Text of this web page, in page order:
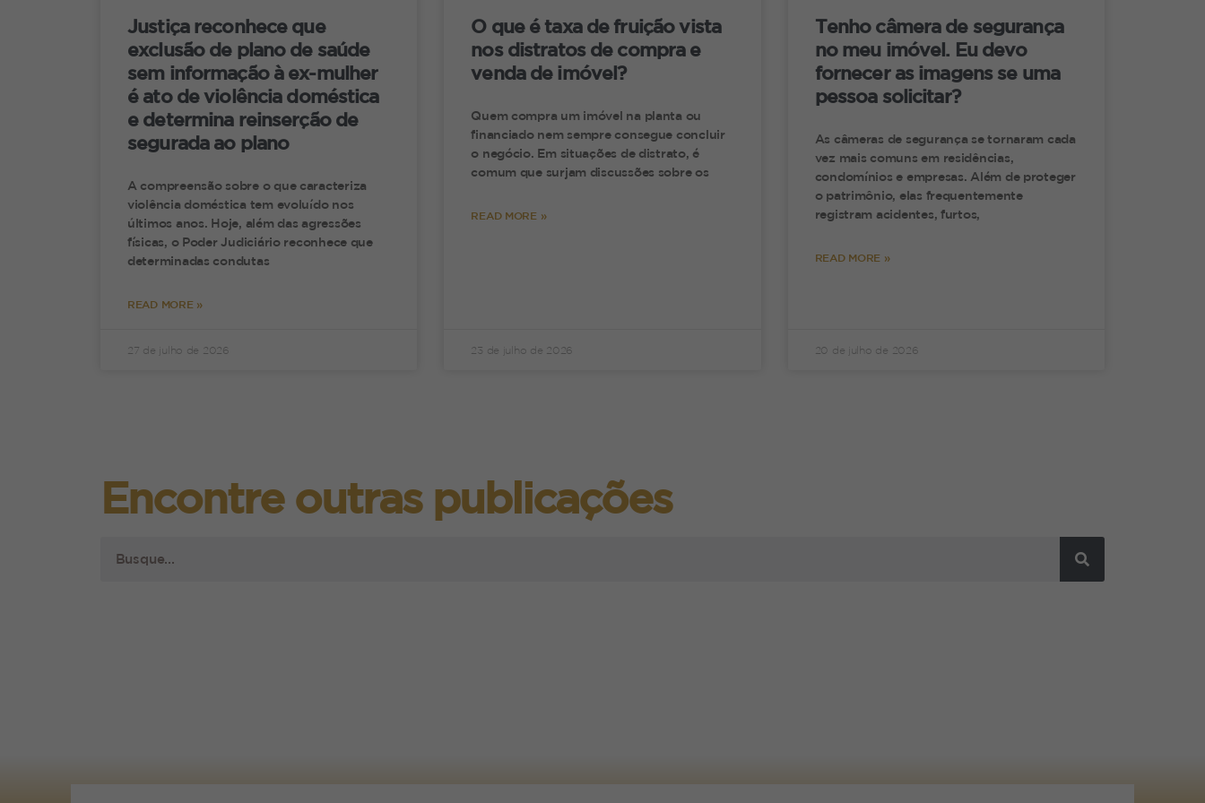
Julgamento: 01/07/2020, 37ª Câmara de Direito Privado, Data de Publicação:
Conclusão
A possibilidade de transmissão da posse do falecido aos seus herdeiros é uma importante
A nossa dica é: os beneficiários do bem devem juntar todos os comprovantes, de que a
posse é justa e pacífica, antes de iniciar o processo de inventário.
Justiça reconhece que
exclusão de plano de saúde
sem informação à ex-mulher
é ato de violência doméstica
e determina reinserção de
segurada ao plano
A compreensão sobre o que caracteriza
violência doméstica tem evoluído nos
últimos anos. Hoje, além das agressões
físicas, o Poder Judiciário reconhece que
determinadas condutas
READ MORE »
27 de julho de 2026
O que é taxa de fruição vista
nos distratos de compra e
venda de imóvel?
Quem compra um imóvel na planta ou
financiado nem sempre consegue concluir
o negócio. Em situações de distrato, é
comum que surjam discussões sobre os
READ MORE »
23 de julho de 2026
Tenho câmera de segurança
no meu imóvel. Eu devo
fornecer as imagens se uma
pessoa solicitar?
As câmeras de segurança se tornaram cada
vez mais comuns em residências,
condomínios e empresas. Além de proteger
o patrimônio, elas frequentemente
registram acidentes, furtos,
READ MORE »
20 de julho de 2026
Encontre outras publicações